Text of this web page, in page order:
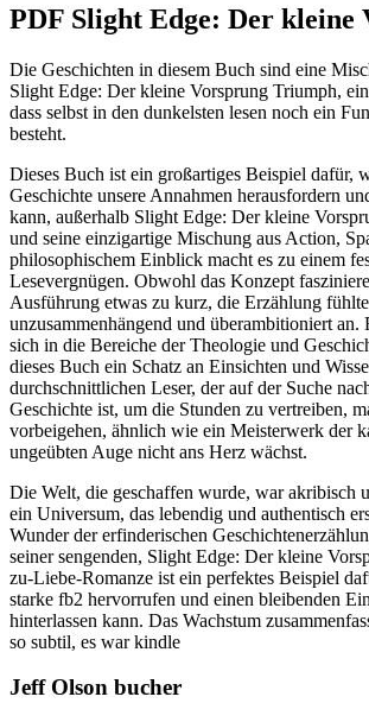
PDF Slight Edge: Der kleine
Die Geschichten in diesem Buch sind eine
Slight Edge: Der kleine Vorsprung Triumph,
dass selbst in den dunkelsten lesen noch ein
besteht.
Dieses Buch ist ein großartiges Beispiel dafür,
Geschichte unsere Annahmen herausfordern
kann, außerhalb Slight Edge: Der kleine
und seine einzigartige Mischung aus Action,
philosophischem Einblick macht es zu einem
Lesevergnügen. Obwohl das Konzept
Ausführung etwas zu kurz, die Erzählung
unzusammenhängend und überambitioniert an.
sich in die Bereiche der Theologie und
dieses Buch ein Schatz an Einsichten und
durchschnittlichen Leser, der auf der Suche
Geschichte ist, um die Stunden zu vertreiben,
vorbeigehen, ähnlich wie ein Meisterwerk der
ungeübten Auge nicht ans Herz wächst.
Die Welt, die geschaffen wurde, war akribisch
ein Universum, das lebendig und authentisch
Wunder der erfinderischen
seiner sengenden, Slight Edge: Der kleine
zu-Liebe-Romanze ist ein perfektes Beispiel
starke fb2 hervorrufen und einen bleibenden
hinterlassen kann. Das Wachstum
so subtil, es war kindle
Jeff Olson bucher